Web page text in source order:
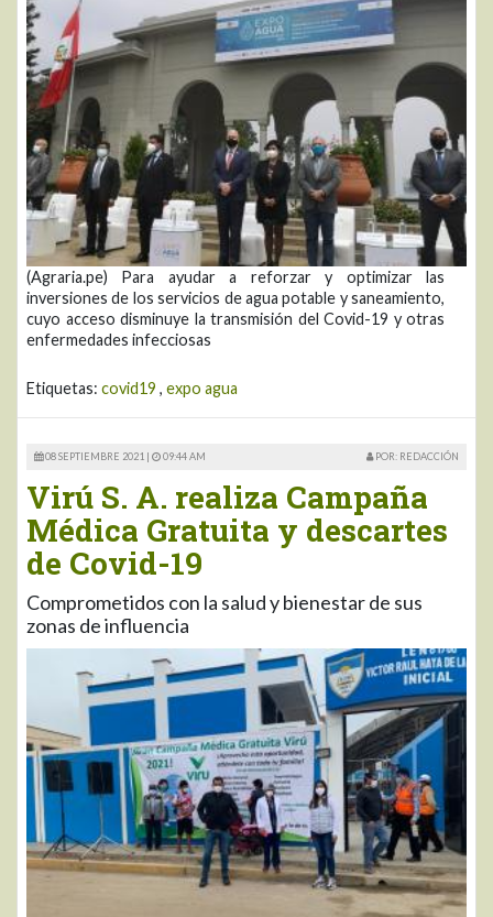
(Agraria.pe) Para ayudar a reforzar y optimizar las
inversiones de los servicios de agua potable y saneamiento,
cuyo acceso disminuye la transmisión del Covid-19 y otras
enfermedades infecciosas
Etiquetas: covid19 , expo agua
08 SEPTIEMBRE 2021 | 09:44 AM POR: REDACCIÓN
Virú S. A. realiza Campaña
Médica Gratuita y descartes
de Covid-19
Comprometidos con la salud y bienestar de sus
zonas de influencia